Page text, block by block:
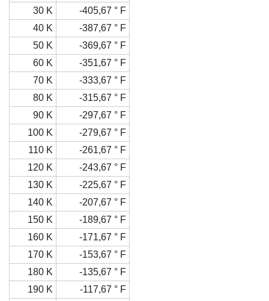
30 K
-405,67 ° F
40 K
-387,67 ° F
50 K
-369,67 ° F
60 K
-351,67 ° F
70 K
-333,67 ° F
80 K
-315,67 ° F
90 K
-297,67 ° F
100 K
-279,67 ° F
110 K
-261,67 ° F
120 K
-243,67 ° F
130 K
-225,67 ° F
140 K
-207,67 ° F
150 K
-189,67 ° F
160 K
-171,67 ° F
170 K
-153,67 ° F
180 K
-135,67 ° F
190 K
-117,67 ° F